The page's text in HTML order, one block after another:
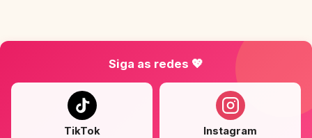
Siga as redes 💖
TikTok Instagram